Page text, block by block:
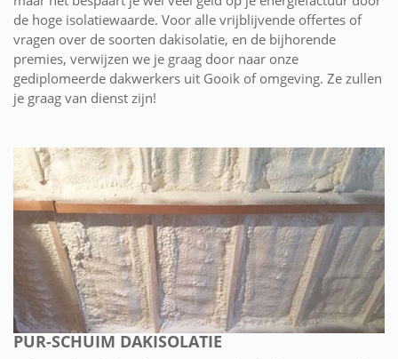
de hoge isolatiewaarde. Voor alle vrijblijvende offertes of
vragen over de soorten dakisolatie, en de bijhorende
premies, verwijzen we je graag door naar onze
gediplomeerde dakwerkers uit Gooik of omgeving. Ze zullen
je graag van dienst zijn!
PUR-SCHUIM DAKISOLATIE